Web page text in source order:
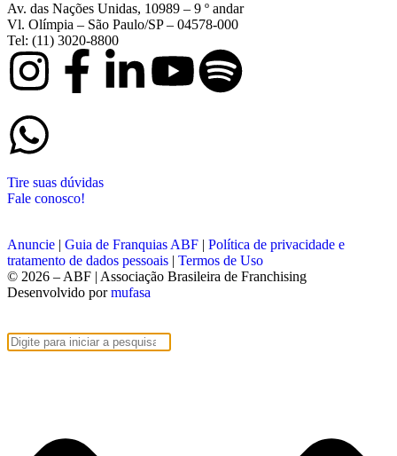
Av. das Nações Unidas, 10989 – 9 º andar
Vl. Olímpia – São Paulo/SP – 04578-000
Tel: (11) 3020-8800
Tire suas dúvidas
Fale conosco!
Anuncie | Guia de Franquias ABF | Política de privacidade e
tratamento de dados pessoais | Termos de Uso
© 2026 – ABF | Associação Brasileira de Franchising
Desenvolvido pormufasa